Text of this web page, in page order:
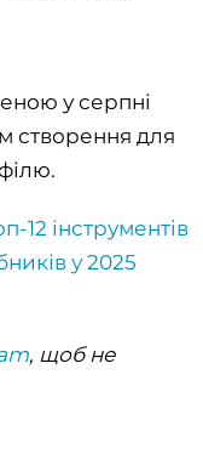
у серпні
створення для
12 інструментів
у 2025
, щоб не